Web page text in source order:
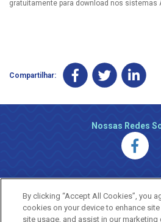
gratuitamente para download nos sistemas
Compartilhar:
Nossas Redes
By clicking “Accept All Cookies”, you
cookies on your device to enhance
site usage, and assist in our